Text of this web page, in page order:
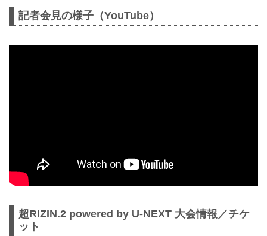
記者会見の様子（YouTube）
超RIZIN.2 powered by U-NEXT 大会情報／チケ
ット